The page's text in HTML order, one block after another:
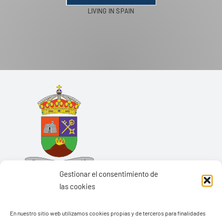
Gestionar el consentimiento de
las cookies
En nuestro sitio web utilizamos cookies propias y de terceros para finalidades
LIVING IN SPAIN